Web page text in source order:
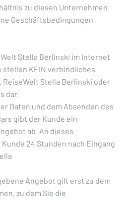
zu diesen Unternehmen
Geschäftsbedingungen
Stella Berlinski im Internet
KEIN verbindliches
ReiseWelt Stella Berlinski oder
dar.
Daten und dem Absenden des
gibt der Kunde ein
ab. An dieses
24 Stunden nach Eingang
Angebot gilt erst zu dem
zu dem Sie die